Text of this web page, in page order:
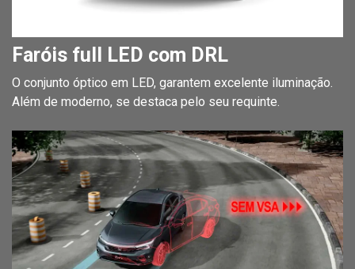
Faróis full LED com DRL
O conjunto óptico em LED, garantem excelente iluminação.
Além de moderno, se destaca pelo seu requinte.